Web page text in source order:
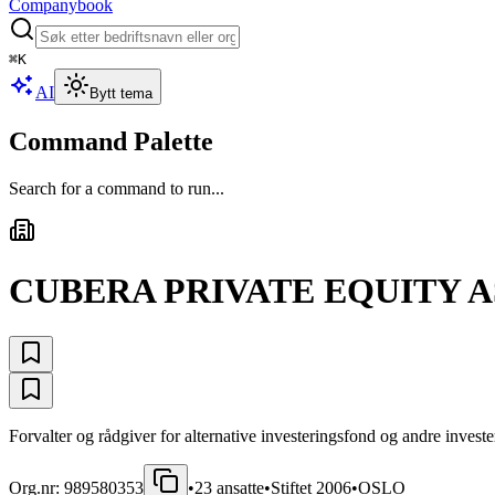
Companybook
⌘K
AI Bytt tema
Command Palette
Search for a command to run...
CUBERA PRIVATE EQUITY
Forvalter og rådgiver for alternative investeringsfond og andre
Org.nr: 989580353 •23 ansatte•Stiftet 2006•OSLO